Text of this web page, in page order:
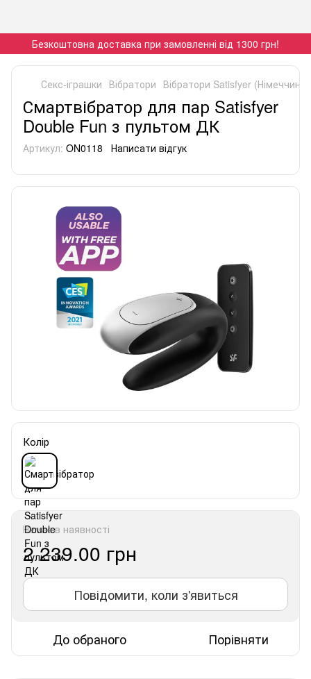
Безкоштовна доставка при замовленні від 1300 грн!
Секс-іграшки Вібратори Вібратори Satisfyer (Німеччина)
Смартвібратор для пар Satisfyer
Double Fun з пультом ДК
Артикул: ON0118 Написати відгук
Колір
Немає в наявності
2 239.00 грн
Повідомити, коли з'явиться
До обраного Порівняти